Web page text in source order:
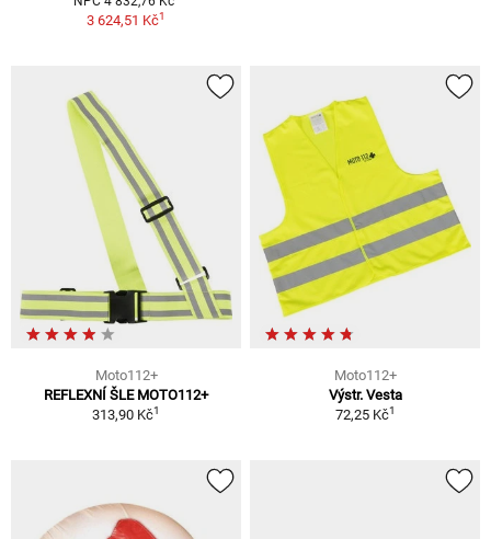
3 624,51 Kč1
Moto112+
REFLEXNÍ ŠLE MOTO112+
313,90 Kč1
Moto112+
Výstr. Vesta
72,25 Kč1